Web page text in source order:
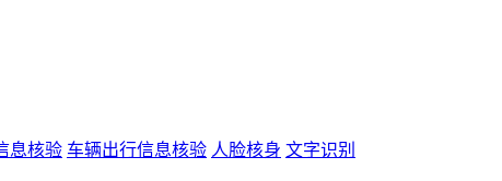
息核验 车辆出行信息核验 人脸核身 文字识别